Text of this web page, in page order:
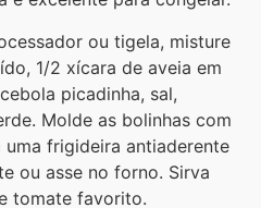
ou tigela, misture
1/2 xícara de aveia em
picadinha, sal,
Molde as bolinhas com
uma frigideira antiaderente
ou asse no forno. Sirva
tomate favorito.